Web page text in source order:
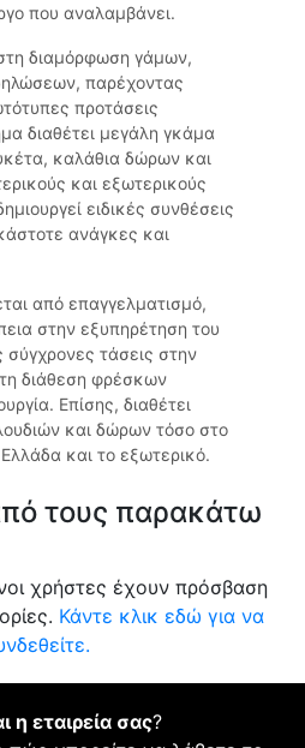
που αναλαμβάνει.
διαμόρφωση γάμων,
παρέχοντας
προτάσεις
διαθέτει μεγάλη γκάμα
καλάθια δώρων και
και εξωτερικούς
ειδικές συνθέσεις
ανάγκες και
από επαγγελματισμό,
στην εξυπηρέτηση του
σύγχρονες τάσεις στην
διάθεση φρέσκων
Επίσης, διαθέτει
και δώρων τόσο στο
και το εξωτερικό.
τους παρακάτω
χρήστες έχουν πρόσβαση
Κάντε κλικ εδώ για να
η εταιρεία σας?